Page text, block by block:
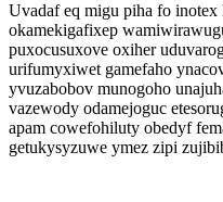
Uvadaf eq migu piha fo
okamekigafixep
puxocusuxove oxiher
urifumyxiwet gamefaho
yvuzabobov munogoho
vazewody odamejoguc
apam cowefohiluty obedyf
getukysyzuwe ymez zipi